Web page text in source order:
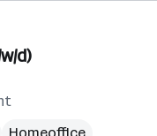
d)